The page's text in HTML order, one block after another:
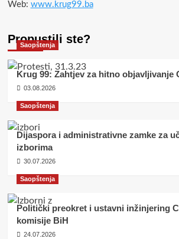
Web: www.krug99.ba
Propustili ste?
Saopštenja
Krug 99: Zahtjev za hitno objavljivanje
03.08.2026
Saopštenja
Dijaspora i administrativne zamke za
izborima
30.07.2026
Saopštenja
Politički preokret i ustavni inžinjering
komisije BiH
24.07.2026